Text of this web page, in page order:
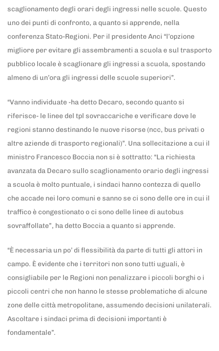
scaglionamento degli orari degli ingressi nelle scuole. Questo
uno dei punti di confronto, a quanto si apprende, nella
conferenza Stato-Regioni. Per il presidente Anci “l’opzione
migliore per evitare gli assembramenti a scuola e sul trasporto
pubblico locale è scaglionare gli ingressi a scuola, spostando
almeno di un’ora gli ingressi delle scuole superiori”.
“Vanno individuate -ha detto Decaro, secondo quanto si
riferisce- le linee del tpl sovraccariche e verificare dove le
regioni stanno destinando le nuove risorse (ncc, bus privati o
altre aziende di trasporto regionali)”. Una sollecitazione a cui il
ministro Francesco Boccia non si è sottratto: “La richiesta
avanzata da Decaro sullo scaglionamento orario degli ingressi
a scuola è molto puntuale, i sindaci hanno contezza di quello
che accade nei loro comuni e sanno se ci sono delle ore in cui il
traffico è congestionato o ci sono delle linee di autobus
sovraffollate”, ha detto Boccia a quanto si apprende.
“È necessaria un po’ di flessibilità da parte di tutti gli attori in
campo. È evidente che i territori non sono tutti uguali, è
consigliabile per le Regioni non penalizzare i piccoli borghi o i
piccoli centri che non hanno le stesse problematiche di alcune
zone delle città metropolitane, assumendo decisioni unilaterali.
Ascoltare i sindaci prima di decisioni importanti è
fondamentale”.